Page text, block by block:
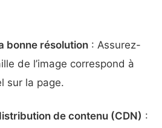
bonne résolution: Assurez-
de l’image correspond à
sur la page.
de contenu (CDN) :